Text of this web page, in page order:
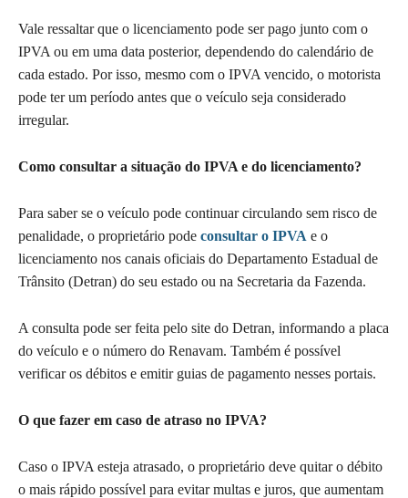
Vale ressaltar que o licenciamento pode ser pago junto com o
IPVA ou em uma data posterior, dependendo do calendário de
cada estado. Por isso, mesmo com o IPVA vencido, o motorista
pode ter um período antes que o veículo seja considerado
irregular.
Como consultar a situação do IPVA e do licenciamento?
Para saber se o veículo pode continuar circulando sem risco de
penalidade, o proprietário pode consultar o IPVA e o
licenciamento nos canais oficiais do Departamento Estadual de
Trânsito (Detran) do seu estado ou na Secretaria da Fazenda.
A consulta pode ser feita pelo site do Detran, informando a placa
do veículo e o número do Renavam. Também é possível
verificar os débitos e emitir guias de pagamento nesses portais.
O que fazer em caso de atraso no IPVA?
Caso o IPVA esteja atrasado, o proprietário deve quitar o débito
o mais rápido possível para evitar multas e juros, que aumentam